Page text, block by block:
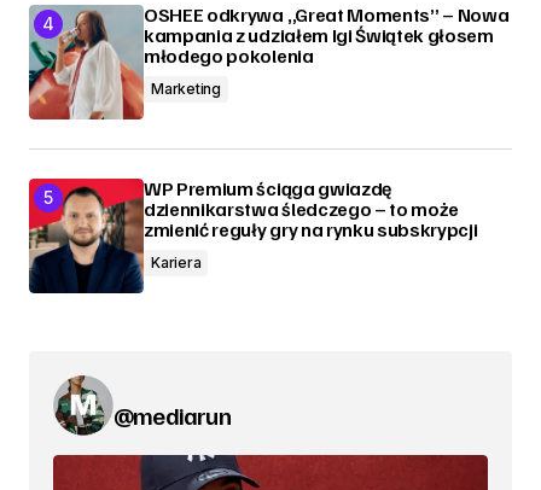
OSHEE odkrywa „Great Moments” – Nowa
kampania z udziałem Igi Świątek głosem
młodego pokolenia
Marketing
WP Premium ściąga gwiazdę
dziennikarstwa śledczego – to może
zmienić reguły gry na rynku subskrypcji
Kariera
@mediarun